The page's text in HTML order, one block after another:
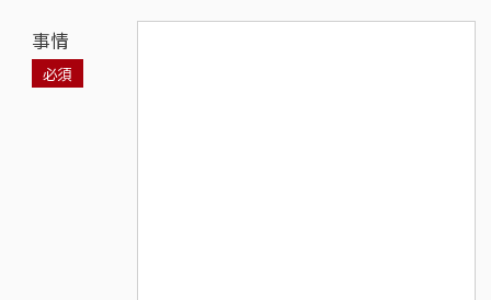
事情